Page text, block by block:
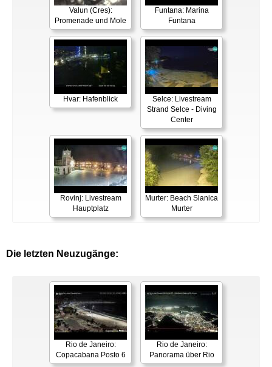
Valun (Cres):
Promenade und Mole
Funtana: Marina
Funtana
Hvar: Hafenblick
Selce: Livestream
Strand Selce - Diving
Center
Rovinj: Livestream
Hauptplatz
Murter: Beach Slanica
Murter
Die letzten Neuzugänge:
Rio de Janeiro:
Copacabana Posto 6
Rio de Janeiro:
Panorama über Rio